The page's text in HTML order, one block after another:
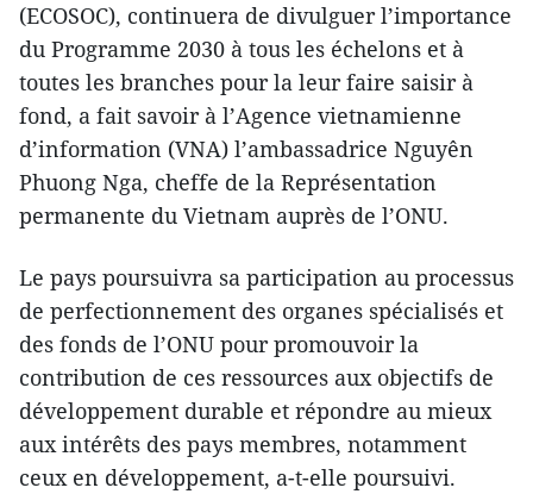
(ECOSOC), continuera de divulguer l’importance
du Programme 2030 à tous les échelons et à
toutes les branches pour la leur faire saisir à
fond, a fait savoir à l’Agence vietnamienne
d’information (VNA) l’ambassadrice Nguyên
Phuong Nga, cheffe de la Représentation
permanente du Vietnam auprès de l’ONU.
Le pays poursuivra sa participation au processus
de perfectionnement des organes spécialisés et
des fonds de l’ONU pour promouvoir la
contribution de ces ressources aux objectifs de
développement durable et répondre au mieux
aux intérêts des pays membres, notamment
ceux en développement, a-t-elle poursuivi.